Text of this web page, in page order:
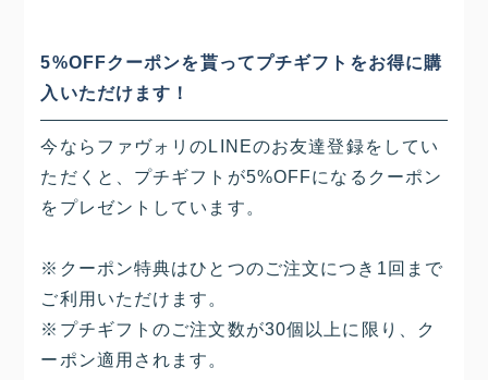
5%OFFクーポンを貰ってプチギフトをお得に購
入いただけます！
今ならファヴォリのLINEのお友達登録をしてい
ただくと、プチギフトが5%OFFになるクーポン
をプレゼントしています。
※クーポン特典はひとつのご注文につき1回まで
ご利用いただけます。
※プチギフトのご注文数が30個以上に限り、ク
ーポン適用されます。